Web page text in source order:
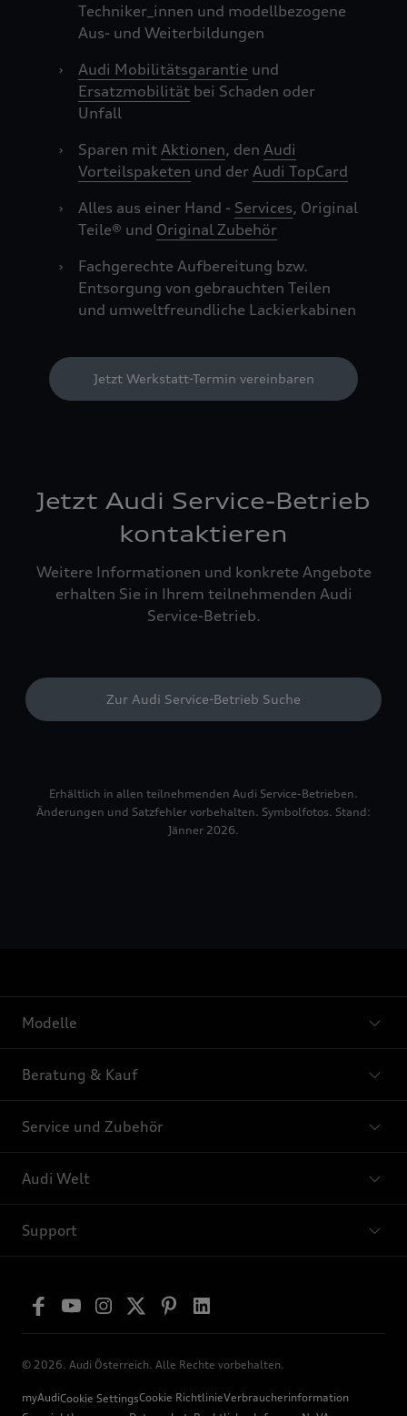
Techniker_innen und modellbezogene
Aus- und Weiterbildungen
›
Audi Mobilitätsgarantie und
Ersatzmobilitätbei Schaden oder
Unfall
›
Sparen mit Aktionen, den Audi
Vorteilspaketen und der Audi TopCard
›
Alles aus einer Hand - Services, Original
Teile® und Original Zubehör
›
Fachgerechte Aufbereitung bzw.
Entsorgung von gebrauchten Teilen
und umweltfreundliche Lackierkabinen
Jetzt Werkstatt-Termin vereinbaren
Jetzt Audi Service-Betrieb
kontaktieren
Weitere Informationen und konkrete Angebote
erhalten Sie in Ihrem teilnehmenden Audi
Service-Betrieb.
Zur Audi Service-Betrieb Suche
Erhältlich in allen teilnehmenden Audi Service-Betrieben.
Änderungen und Satzfehler vorbehalten. Symbolfotos. Stand:
Jänner 2026.
Modelle
Beratung & Kauf
Service und Zubehör
Audi Welt
Support
© 2026. Audi Österreich. Alle Rechte vorbehalten.
myAudiCookie SettingsCookie RichtlinieVerbraucherinformation